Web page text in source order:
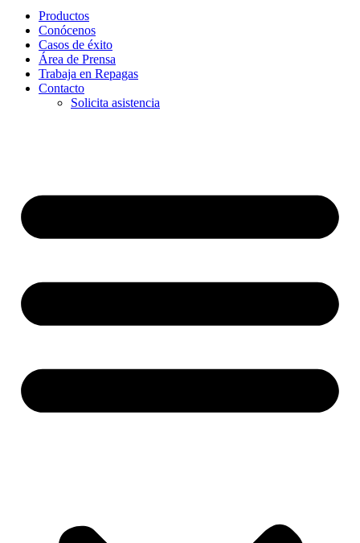
Productos
Conócenos
Casos de éxito
Área de Prensa
Trabaja en Repagas
Contacto
Solicita asistencia